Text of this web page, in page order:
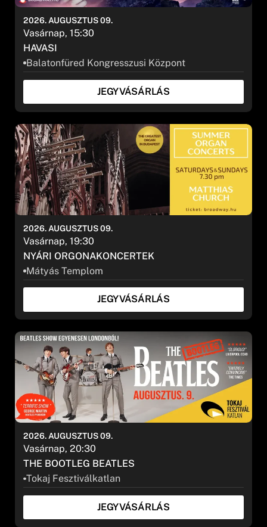
HAVASI
Balatonfüred Kongresszusi Központ
2026. AUGUSZTUS 09.
Vasárnap, 15:30
JEGYVÁSÁRLÁS
NYÁRI ORGONAKONCERTEK
Mátyás Templom
2026. AUGUSZTUS 09.
Vasárnap, 19:30
JEGYVÁSÁRLÁS
THE BOOTLEG BEATLES
Tokaj Fesztiválkatlan
2026. AUGUSZTUS 09.
Vasárnap, 20:30
JEGYVÁSÁRLÁS